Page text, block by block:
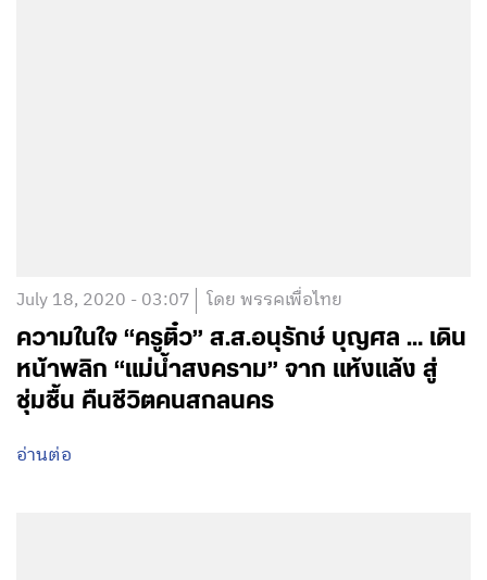
July 18, 2020 - 03:07 โดย พรรคเพื่อไทย
ความในใจ “ครูติ๋ว” ส.ส.อนุรักษ์ บุญศล … เดิน
หน้าพลิก “แม่น้ำสงคราม” จาก แห้งแล้ง สู่
ชุ่มชื้น คืนชีวิตคนสกลนคร
อ่านต่อ